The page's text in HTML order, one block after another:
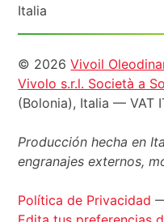
Italia
Informazioni
legali
© 2026Vivoil
Vivolo s.r.l. Società a
(Bolonia), Italia — VAT
Producción hecha en
engranajes externos,
Política de Privacidad